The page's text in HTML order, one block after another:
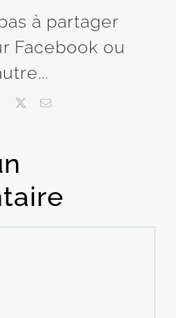
à partager
Facebook ou
Facebook Email